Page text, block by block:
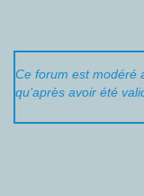
Ce forum est modéré
qu’après avoir été